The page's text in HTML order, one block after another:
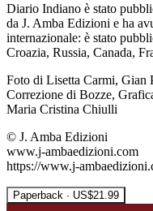
Diario Indiano è stato
da J. Amba Edizioni e ha
internazionale: è stato
Croazia, Russia, Canada,
Foto di Lisetta Carmi, Gian
Correzione di Bozze,
Maria Cristina Chiulli
© J. Amba Edizioni
www.j-ambaedizioni.com
https://www.j-
Paperback · US$21.99